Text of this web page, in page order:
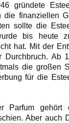
gründete
finanziellen
sollte die
bis heute
hat. Mit der
Durchbruch. Ab
die großen
für die
Parfum gehört
Aber auch